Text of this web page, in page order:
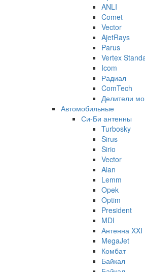
ANLI
Comet
Vector
AjetRays
Parus
Vertex
Icom
Радиал
ComTech
Делители
Автомобильные
Си-Би антенны
Turbosky
Sirus
Sirio
Vector
Alan
Lemm
Opek
Optim
President
MDI
Антенна XXI
MegaJet
Комбат
Байкал